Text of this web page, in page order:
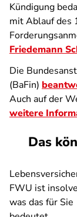
Kündigung
mit Ablauf des
Friedemann
Die
(BaFin)
Auch auf der
weitere
Das
FWU ist
was das für Sie